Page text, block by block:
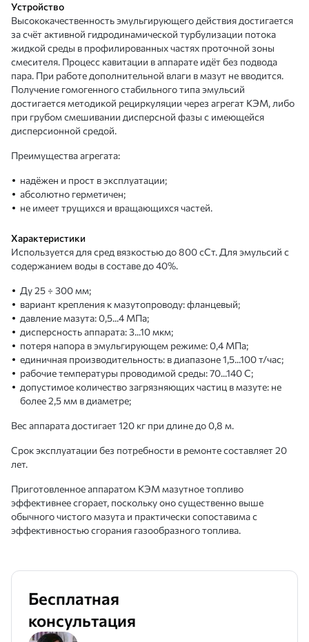
Устройство
Высококачественность эмульгирующего действия достигается
за счёт активной гидродинамической турбулизации потока
жидкой среды в профилированных частях проточной зоны
смесителя. Процесс кавитации в аппарате идёт без подвода
пара. При работе дополнительной влаги в мазут не вводится.
Получение гомогенного стабильного типа эмульсий
достигается методикой рециркуляции через агрегат КЭМ, либо
при грубом смешивании дисперсной фазы с имеющейся
дисперсионной средой.
Преимущества агрегата:
надёжен и прост в эксплуатации;
абсолютно герметичен;
не имеет трущихся и вращающихся частей.
Характеристики
Используется для сред вязкостью до 800 сСт. Для эмульсий с
содержанием воды в составе до 40%.
Ду 25 ÷ 300 мм;
вариант крепления к мазутопроводу: фланцевый;
давление мазута: 0,5...4 МПа;
дисперсность аппарата: 3...10 мкм;
потеря напора в эмульгирующем режиме: 0,4 МПа;
единичная производительность: в диапазоне 1,5...100 т/час;
рабочие температуры проводимой среды: 70...140 С;
допустимое количество загрязняющих частиц в мазуте: не
более 2,5 мм в диаметре;
Вес аппарата достигает 120 кг при длине до 0,8 м.
Срок эксплуатации без потребности в ремонте составляет 20
лет.
Приготовленное аппаратом КЭМ мазутное топливо
эффективнее сгорает, поскольку оно существенно выше
обычного чистого мазута и практически сопоставима с
эффективностью сгорания газообразного топлива.
Бесплатная
консультация